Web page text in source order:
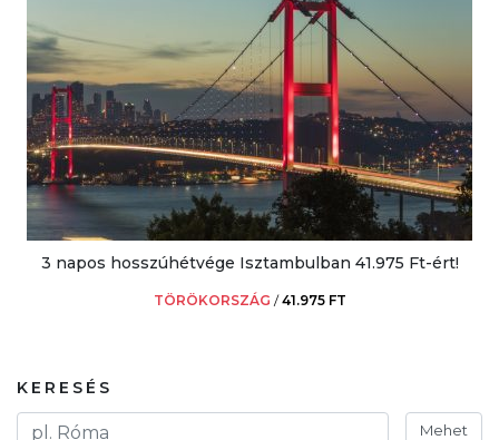
3 napos hosszúhétvége Isztambulban 41.975 Ft-ért!
TÖRÖKORSZÁG /41.975 FT
KERESÉS
Mehet